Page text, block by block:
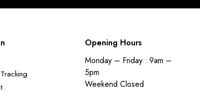
Opening Hours
Monday – Friday : 9am –
5pm
Weekend Closed